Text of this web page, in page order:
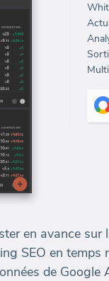
en avance sur
SEO en temps
de